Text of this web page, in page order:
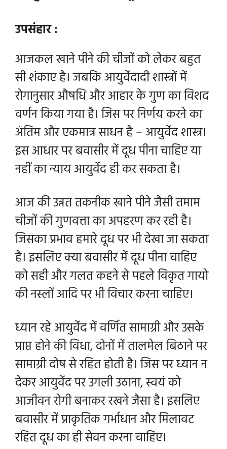
उपसंहार :
आजकल खाने पीने की चीजों को लेकर बहुत
सी शंकाए है। जबकि आयुर्वेदादी शास्त्रों में
रोगानुसार औषधि और आहार के गुण का विशद
वर्णन किया गया है। जिस पर निर्णय करने का
अंतिम और एकमात्र साधन है – आयुर्वेद शास्त्र।
इस आधार पर बवासीर में दूध पीना चाहिए या
नहीं का न्याय आयुर्वेद ही कर सकता है।
आज की उन्नत तकनीक खाने पीने जैसी तमाम
चीजों की गुणवत्ता का अपहरण कर रही है।
जिसका प्रभाव हमारे दूध पर भी देखा जा सकता
है। इसलिए क्या बवासीर में दूध पीना चाहिए
को सही और गलत कहने से पहले विकृत गायो
की नस्लों आदि पर भी विचार करना चाहिए।
ध्यान रहे आयुर्वेद में वर्णित सामाग्री और उसके
प्राप्त होने की विधा, दोनों में तालमेल बिठाने पर
सामाग्री दोष से रहित होती है। जिस पर ध्यान न
देकर आयुर्वेद पर उगली उठाना, स्वयं को
आजीवन रोगी बनाकर रखने जैसा है। इसलिए
बवासीर में प्राकृतिक गर्भाधान और मिलावट
रहित दूध का ही सेवन करना चाहिए।